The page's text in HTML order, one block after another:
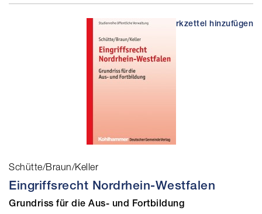
Schütte/Braun/Keller
Eingriffsrecht Nordrhein-Westfalen
Grundriss für die Aus- und Fortbildung